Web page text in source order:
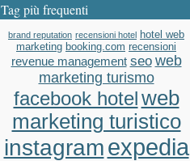
Tag più frequenti
brand reputation recensioni hotel hotel web
marketing booking.com recensioni
revenue management seo web
marketing turismo
facebook hotelweb
marketing turistico
instagramexpedia